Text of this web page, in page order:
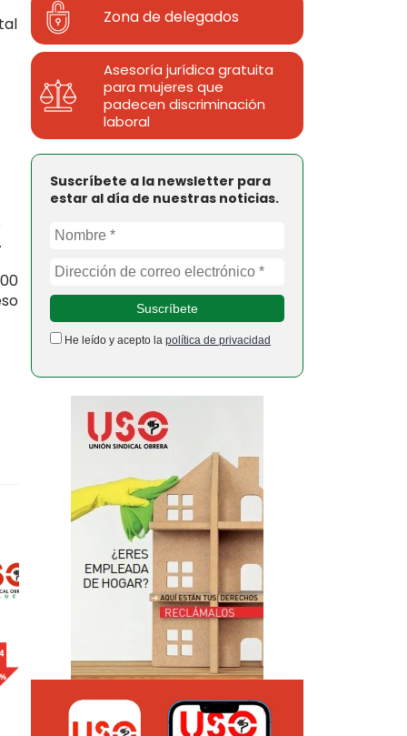
Zona de delegados
Asesoría jurídica gratuita
para mujeres que
padecen discriminación
laboral
Suscríbete a la newsletter para
estar al día de nuestras noticias.
He leído y acepto la política de privacidad